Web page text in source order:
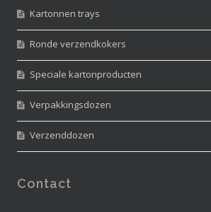
Kartonnen trays
Ronde verzendkokers
Speciale kartonproducten
Verpakkingsdozen
Verzenddozen
Contact